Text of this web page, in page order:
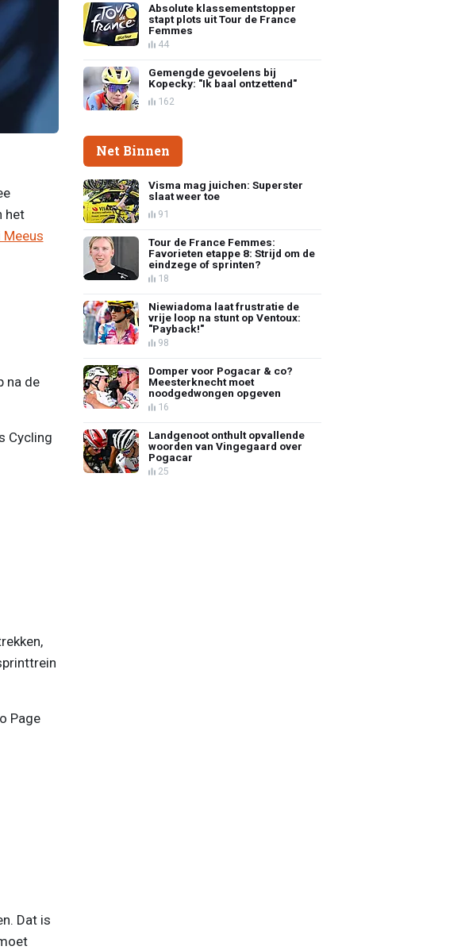
het
na de
Cycling
Page
Dat is
Absolute klassementstopper
stapt plots uit Tour de France
Femmes
44
Gemengde gevoelens bij
Kopecky: "Ik baal ontzettend"
162
Net Binnen
Visma mag juichen: Superster
slaat weer toe
91
Tour de France Femmes:
Favorieten etappe 8: Strijd om de
eindzege of sprinten?
18
Niewiadoma laat frustratie de
vrije loop na stunt op Ventoux:
"Payback!"
98
Domper voor Pogacar & co?
Meesterknecht moet
noodgedwongen opgeven
16
Landgenoot onthult opvallende
woorden van Vingegaard over
Pogacar
25